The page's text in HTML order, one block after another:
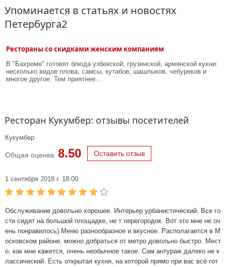
Упоминается в статьях и новостях
Петербурга2
Рестораны со скидками женским компаниям
В "Бахроме" готовят блюда узбекской, грузинской, армянской кухни:
несколько видов плова, самсы, кутабов, шашлыков, чебуреков и
многое другое. Тем приятнее...
Ресторан Кукумбер: отзывы посетителей
Кукумбер
Общая оценка 8.50 Оставить отзыв
1 сентября 2018 г. 18:00
Обслуживание довольно хорошее. Интерьер урбанистический. Все го
сти сидят на большой площадке, не т перегородок. Вот это мне не оч
ень понравилось) Меню разнообразное и вкусное. Располагается в М
осковском районе, можно добраться от метро довольно быстро. Мест
о, как мне кажется, очень необычное такое. Сам антураж далеко не к
лассический. Есть открытая кухня, на которой прямо при вас всё гот